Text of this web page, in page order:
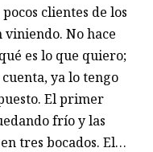
clientes de los
viniendo. No hace
es lo que quiero;
ya lo tengo
El primer
frío y las
tres bocados. El…